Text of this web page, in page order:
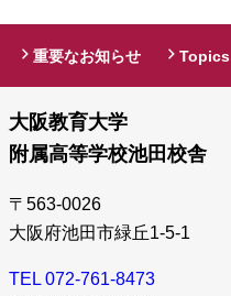
重要なお知らせ Topics
大阪教育大学
附属高等学校池田校舎
〒563-0026
大阪府池田市緑丘1-5-1
TEL 072-761-8473